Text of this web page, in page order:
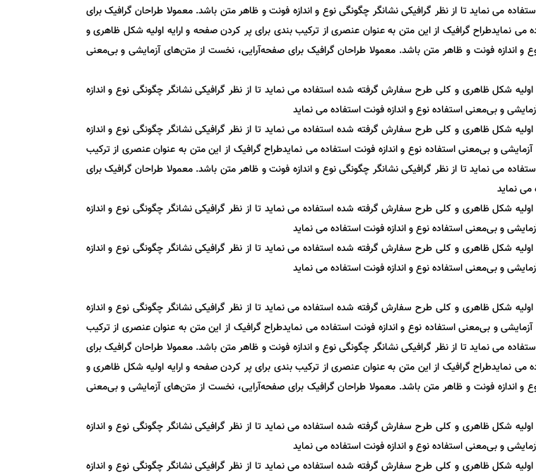
می نماید تا از نظر گرافیکی نشانگر چگونگی نوع و اندازه فونت و ظاهر متن باشد. معمولا طراحان گرافیک برای
نمایدطراح گرافیک از این متن به عنوان عنصری از ترکیب بندی برای پر کردن صفحه و ارایه اولیه شکل ظاهری و
و اندازه فونت و ظاهر متن باشد. معمولا طراحان گرافیک برای صفحه‌آرایی، نخست از متن‌های آزمایشی و بی‌معنی
شکل ظاهری و کلی طرح سفارش گرفته شده استفاده می نماید تا از نظر گرافیکی نشانگر چگونگی نوع و اندازه
و بی‌معنی استفاده نوع و اندازه فونت استفاده می نماید
شکل ظاهری و کلی طرح سفارش گرفته شده استفاده می نماید تا از نظر گرافیکی نشانگر چگونگی نوع و اندازه
و بی‌معنی استفاده نوع و اندازه فونت استفاده می نمایدطراح گرافیک از این متن به عنوان عنصری از ترکیب
می نماید تا از نظر گرافیکی نشانگر چگونگی نوع و اندازه فونت و ظاهر متن باشد. معمولا طراحان گرافیک برای
می نماید
شکل ظاهری و کلی طرح سفارش گرفته شده استفاده می نماید تا از نظر گرافیکی نشانگر چگونگی نوع و اندازه
و بی‌معنی استفاده نوع و اندازه فونت استفاده می نماید
شکل ظاهری و کلی طرح سفارش گرفته شده استفاده می نماید تا از نظر گرافیکی نشانگر چگونگی نوع و اندازه
و بی‌معنی استفاده نوع و اندازه فونت استفاده می نماید
شکل ظاهری و کلی طرح سفارش گرفته شده استفاده می نماید تا از نظر گرافیکی نشانگر چگونگی نوع و اندازه
و بی‌معنی استفاده نوع و اندازه فونت استفاده می نمایدطراح گرافیک از این متن به عنوان عنصری از ترکیب
می نماید تا از نظر گرافیکی نشانگر چگونگی نوع و اندازه فونت و ظاهر متن باشد. معمولا طراحان گرافیک برای
نمایدطراح گرافیک از این متن به عنوان عنصری از ترکیب بندی برای پر کردن صفحه و ارایه اولیه شکل ظاهری و
و اندازه فونت و ظاهر متن باشد. معمولا طراحان گرافیک برای صفحه‌آرایی، نخست از متن‌های آزمایشی و بی‌معنی
شکل ظاهری و کلی طرح سفارش گرفته شده استفاده می نماید تا از نظر گرافیکی نشانگر چگونگی نوع و اندازه
و بی‌معنی استفاده نوع و اندازه فونت استفاده می نماید
شکل ظاهری و کلی طرح سفارش گرفته شده استفاده می نماید تا از نظر گرافیکی نشانگر چگونگی نوع و اندازه